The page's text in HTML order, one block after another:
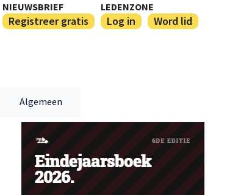
NIEUWSBRIEF
Registreer gratis
LEDENZONE
Log in Word lid
Algemeen